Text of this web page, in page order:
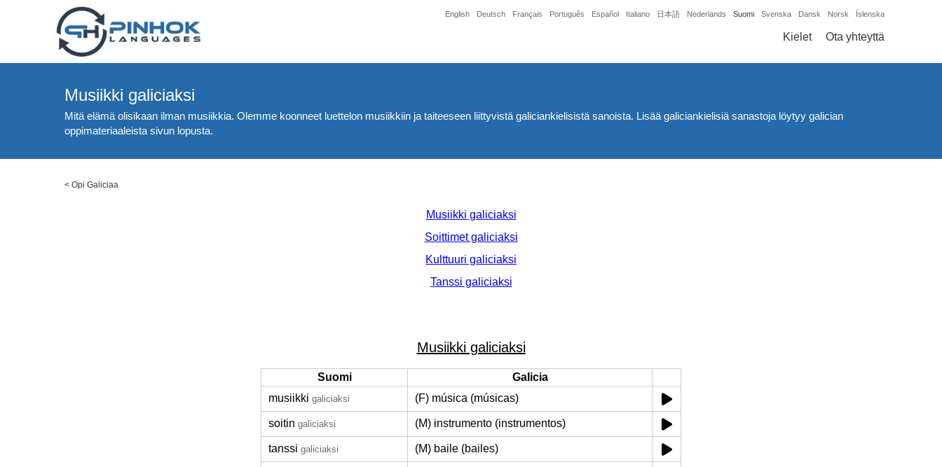
English Deutsch Français Português Español Italiano 日本語 Nederlands Suomi Svenska Dansk Norsk Íslenska
Kielet Ota yhteyttä
Musiikki galiciaksi
Mitä elämä olisikaan ilman musiikkia. Olemme koonneet luettelon musiikkiin ja taiteeseen liittyvistä galiciankielisistä sanoista. Lisää galiciankielisiä sanastoja löytyy galician
oppimateriaaleista sivun lopusta.
< Opi Galiciaa
Musiikki galiciaksi
Soittimet galiciaksi
Kulttuuri galiciaksi
Tanssi galiciaksi
Musiikki galiciaksi
Suomi
Galicia
musiikki galiciaksi (F) música (músicas)
soitin galiciaksi (M) instrumento (instrumentos)
tanssi galiciaksi (M) baile (bailes)